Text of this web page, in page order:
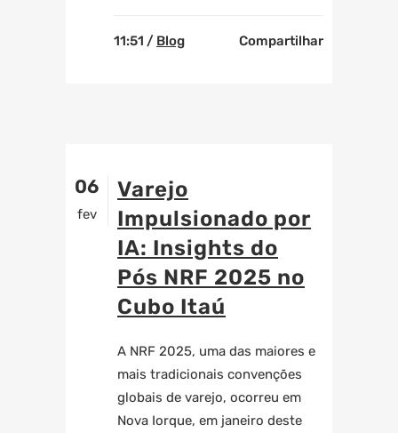
11:51 / Blog Compartilhar
06
fev
Varejo
Impulsionado por
IA: Insights do
Pós NRF 2025 no
Cubo Itaú
A NRF 2025, uma das maiores e
mais tradicionais convenções
globais de varejo, ocorreu em
Nova Iorque, em janeiro deste